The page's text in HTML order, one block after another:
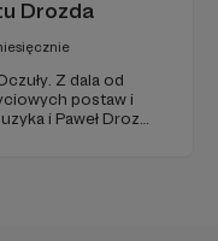
Drozda
Z dala od
postaw i
i Paweł Drozd